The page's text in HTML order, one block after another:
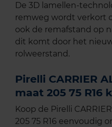
De 3D lamellen-
remweg wordt verkort
ook de remafstand op
dit komt door het
rolweerstand.
Pirelli CARRIER
maat 205 75 R16
Koop de Pirelli
205 75 R16 eenvoudig